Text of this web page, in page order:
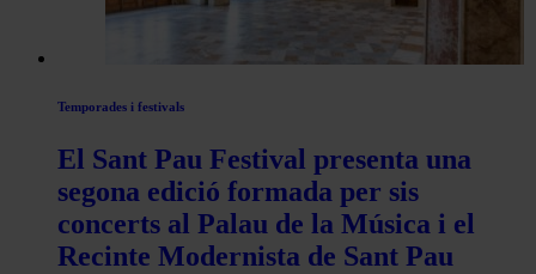
Temporades i festivals
El Sant Pau Festival presenta una
segona edició formada per sis
concerts al Palau de la Música i el
Recinte Modernista de Sant Pau